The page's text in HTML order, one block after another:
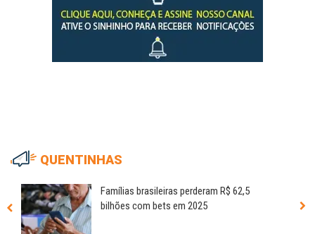
QUENTINHAS
Famílias brasileiras perderam R$ 62,5
bilhões com bets em 2025